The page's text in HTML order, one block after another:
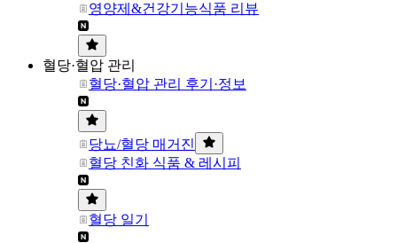
영양제&건강기능식품 리뷰
혈당·혈압 관리
혈당·혈압 관리 후기·정보
당뇨/혈당 매거진
혈당 친화 식품 & 레시피
혈당 일기